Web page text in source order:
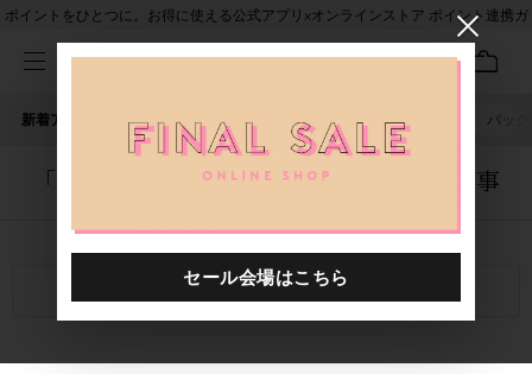
ポイントをひとつに。お得に使える公式アプリ×オンラインストア ポイント連携ガ
新着アイテム 人気ワード セール 40th限定 バッグ
「6000112.2610012.0009」に関する記事
関連キーワード